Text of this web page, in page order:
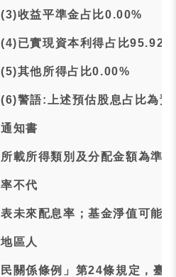
(3)收益平準金占比0.00%
(4)已實現資本利得占比95.92%
(5)其他所得占比0.00%
(6)警語:上述預估股息占比為
通知書
所載所得類別及分配金額為準
率不代
表未來配息率；基金淨值可能
地區人
民關係條例」第24條規定，臺